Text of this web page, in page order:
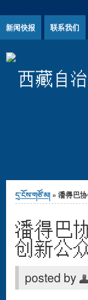
新闻快报 联系我们
西藏自
You are here
དྲ་ངོས་གཙོ་མ། » 潘得巴
潘得巴
创新公
posted by